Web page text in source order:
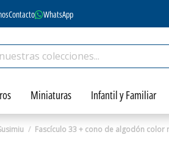
Contacto WhatsApp
Miniaturas Infantil y Familiar
Fascículo 33 + cono de algodón color